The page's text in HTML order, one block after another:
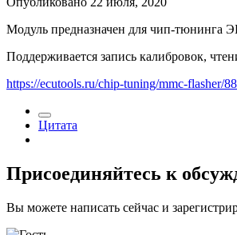
Модуль предназначен для чип-тюнинга
Поддерживается запись калибровок,
https://ecutools.ru/chip-tuning/mmc-flasher/
Цитата
Присоединяйтесь к
Вы можете написать сейчас и